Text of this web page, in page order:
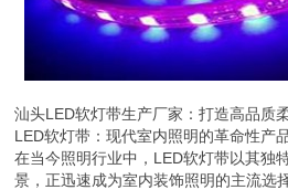
汕头LED软灯带生产厂家：打造高品质
LED软灯带：现代室内照明的革命性产
在当今照明行业中，LED软灯带以其独
景，正迅速成为室内装饰照明的主流选择